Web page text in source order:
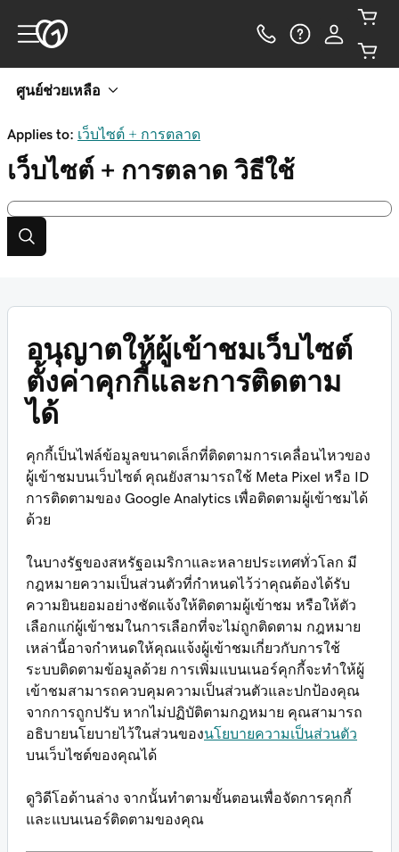
ศูนย์ช่วยเหลือ
Applies to: เว็บไซต์ + การตลาด
เว็บไซต์ + การตลาด วิธีใช้
อนุญาตให้ผู้เข้าชมเว็บไซต์
ตั้งค่าคุกกี้และการติดตาม
ได้
คุกกี้เป็นไฟล์ข้อมูลขนาดเล็กที่ติดตามการเคลื่อนไหวของ
ผู้เข้าชมบนเว็บไซต์ คุณยังสามารถใช้ Meta Pixel หรือ ID
การติดตามของ Google Analytics เพื่อติดตามผู้เข้าชมได้
ด้วย
ในบางรัฐของสหรัฐอเมริกาและหลายประเทศทั่วโลก มี
กฎหมายความเป็นส่วนตัวที่กำหนดไว้ว่าคุณต้องได้รับ
ความยินยอมอย่างชัดแจ้งให้ติดตามผู้เข้าชม หรือให้ตัว
เลือกแก่ผู้เข้าชมในการเลือกที่จะไม่ถูกติดตาม กฎหมาย
เหล่านี้อาจกำหนดให้คุณแจ้งผู้เข้าชมเกี่ยวกับการใช้
ระบบติดตามข้อมูลด้วย การเพิ่มแบนเนอร์คุกกี้จะทำให้ผู้
เข้าชมสามารถควบคุมความเป็นส่วนตัวและปกป้องคุณ
จากการถูกปรับ หากไม่ปฏิบัติตามกฎหมาย คุณสามารถ
อธิบายนโยบายไว้ในส่วนของนโยบายความเป็นส่วนตัว
บนเว็บไซต์ของคุณได้
ดูวิดีโอด้านล่าง จากนั้นทำตามขั้นตอนเพื่อจัดการคุกกี้
และแบนเนอร์ติดตามของคุณ